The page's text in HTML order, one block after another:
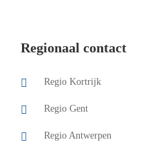
Regionaal contact
Regio Kortrijk
Regio Gent
Regio Antwerpen